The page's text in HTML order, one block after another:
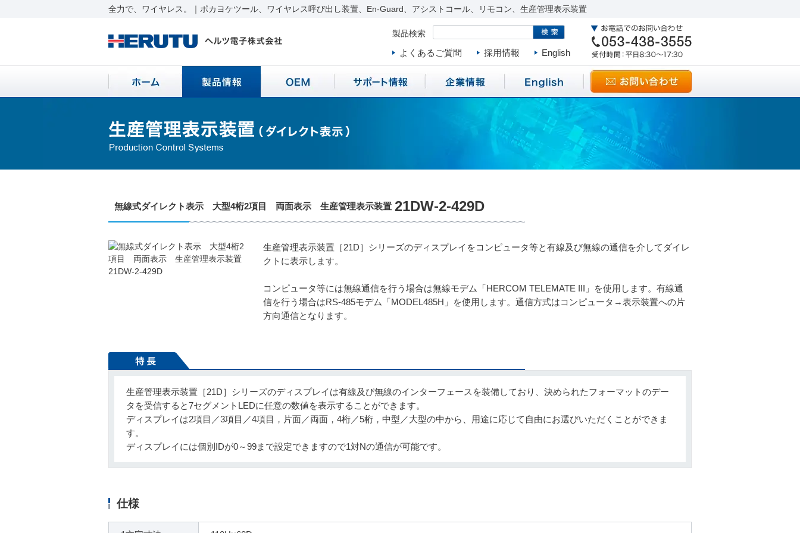
全力で、ワイヤレス。｜ポカヨケツール、ワイヤレス呼び出し装置、En-Guard、アシストコール、リモコン、生産管理表示装置
製品検索
よくあるご質問 採用情報 English
無線式ダイレクト表示 大型4桁2項目 両面表示 生産管理表示装置 21DW-2-429D
生産管理表示装置［21D］シリーズのディスプレイをコンピュータ等と有線及び無線の通信を介してダイレ
クトに表示します。
コンピュータ等には無線通信を行う場合は無線モデム「HERCOM TELEMATE III」を使用します。有線通
信を行う場合はRS-485モデム「MODEL485H」を使用します。通信方式はコンピュータ→表示装置への片
方向通信となります。
生産管理表示装置［21D］シリーズのディスプレイは有線及び無線のインターフェースを装備しており、決められたフォーマットのデー
タを受信すると7セグメントLEDに任意の数値を表示することができます。
ディスプレイは2項目／3項目／4項目，片面／両面，4桁／5桁，中型／大型の中から、用途に応じて自由にお選びいただくことができま
す。
ディスプレイには個別IDが0～99まで設定できますので1対Nの通信が可能です。
仕様